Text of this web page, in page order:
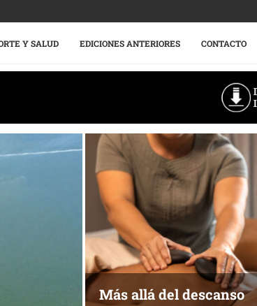
Y SALUD EDICIONES ANTERIORES CONTACTO
Más allá del descanso